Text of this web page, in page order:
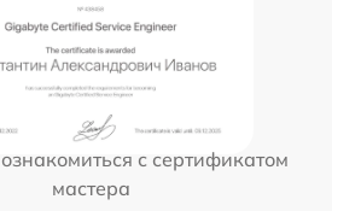
с сертификатом
мастера